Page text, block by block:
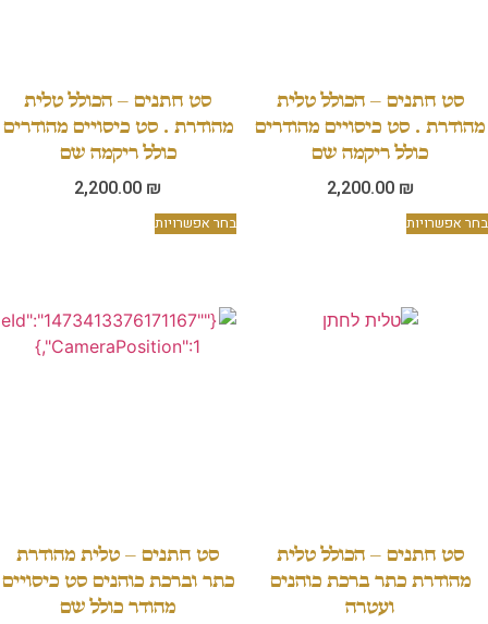
סט חתנים – הכולל טלית
מהודרת . סט כיסויים מהודרים
כולל ריקמה שם
2,200.00 ₪
בחר אפשרויות
סט חתנים – הכולל טלית
מהודרת . סט כיסויים מהודרים
כולל ריקמה שם
2,200.00 ₪
בחר אפשרויות
סט חתנים – הכולל טלית
מהודרת כתר ברכת כוהנים
ועטרה
סט חתנים – טלית מהודרת
כתר וברכת כוהנים סט כיסויים
מהודר כולל שם